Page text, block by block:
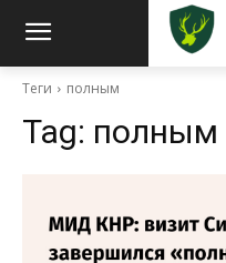
Теги полным
Tag: полным